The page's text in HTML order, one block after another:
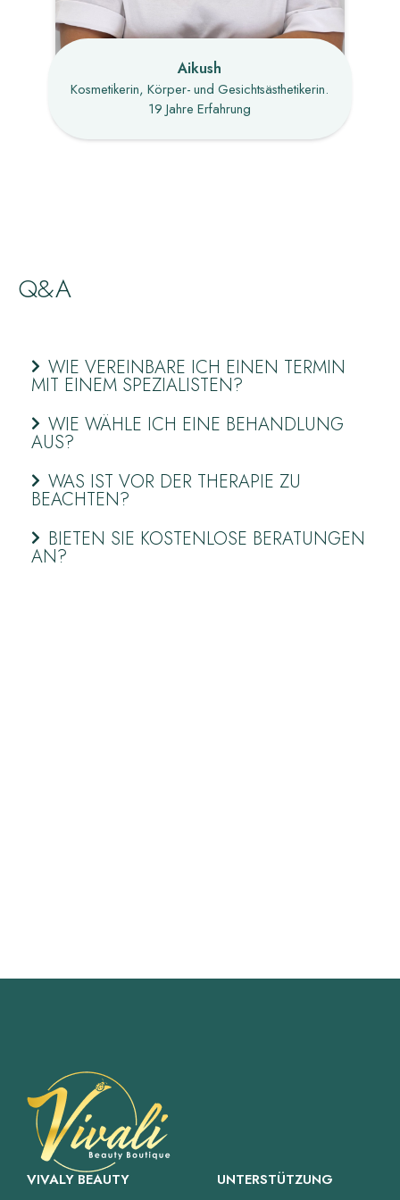
Aikush
Kosmetikerin, Körper- und Gesichtsästhetikerin.
19 Jahre Erfahrung
Q&A
WIE VEREINBARE ICH EINEN TERMIN
MIT EINEM SPEZIALISTEN?
WIE WÄHLE ICH EINE BEHANDLUNG
AUS?
WAS IST VOR DER THERAPIE ZU
BEACHTEN?
BIETEN SIE KOSTENLOSE BERATUNGEN
AN?
VIVALY BEAUTY UNTERSTÜTZUNG